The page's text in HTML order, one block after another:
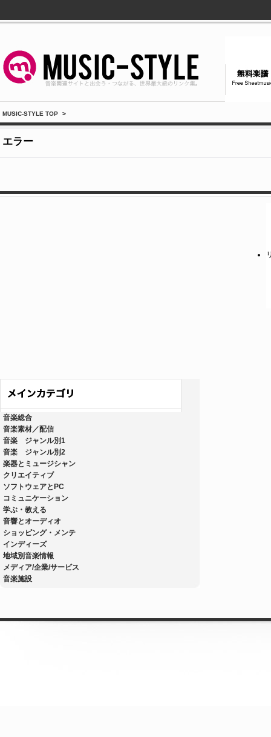
MUSIC-STYLE TOP >
エラー
音楽総合
音楽素材／配信
音楽 ジャンル別1
音楽 ジャンル別2
楽器とミュージシャン
クリエイティブ
ソフトウェアとPC
コミュニケーション
学ぶ・教える
音響とオーディオ
ショッピング・メンテ
インディーズ
地域別音楽情報
メディア/企業/サービス
音楽施設